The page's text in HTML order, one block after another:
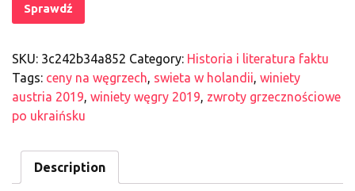
Sprawdź
SKU: 3c242b34a852 Category: Historia i literatura faktu
Tags: ceny na węgrzech, swieta w holandii, winiety
austria 2019, winiety węgry 2019, zwroty grzecznościowe
po ukraińsku
Description